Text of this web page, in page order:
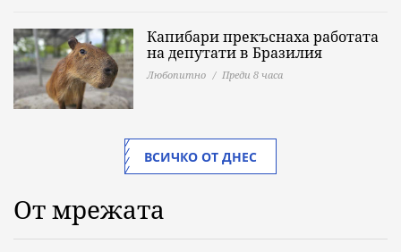
Капибари прекъснаха работата
на депутати в Бразилия
Любопитно Преди 8 часа
ВСИЧКО ОТ ДНЕС
От мрежата